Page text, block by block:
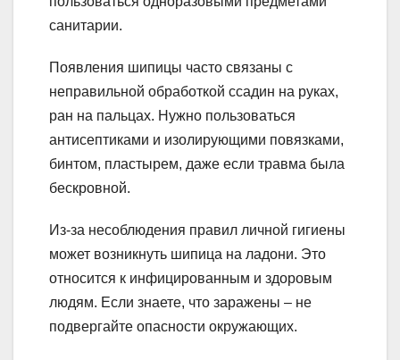
санитарии.
Появления шипицы часто связаны с
неправильной обработкой ссадин на руках,
ран на пальцах. Нужно пользоваться
антисептиками и изолирующими повязками,
бинтом, пластырем, даже если травма была
бескровной.
Из-за несоблюдения правил личной гигиены
может возникнуть шипица на ладони. Это
относится к инфицированным и здоровым
людям. Если знаете, что заражены – не
подвергайте опасности окружающих.